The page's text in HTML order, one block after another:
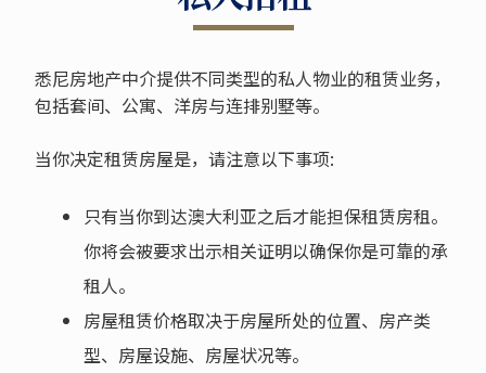
悉尼房地产中介提供不同类型的私人物业的租赁业务，
包括套间、公寓、洋房与连排别墅等。
当你决定租赁房屋是，请注意以下事项:
只有当你到达澳大利亚之后才能担保租赁房租。
你将会被要求出示相关证明以确保你是可靠的承
租人。
房屋租赁价格取决于房屋所处的位置、房产类
型、房屋设施、房屋状况等。